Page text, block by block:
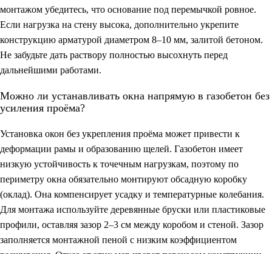
монтажом убедитесь, что основание под перемычкой ровное.
Если нагрузка на стену высока, дополнительно укрепите
конструкцию арматурой диаметром 8–10 мм, залитой бетоном.
Не забудьте дать раствору полностью высохнуть перед
дальнейшими работами.
Можно ли устанавливать окна напрямую в газобетон без
усиления проёма?
Установка окон без укрепления проёма может привести к
деформации рамы и образованию щелей. Газобетон имеет
низкую устойчивость к точечным нагрузкам, поэтому по
периметру окна обязательно монтируют обсадную коробку
(оклад). Она компенсирует усадку и температурные колебания.
Для монтажа используйте деревянные бруски или пластиковые
профили, оставляя зазор 2–3 см между коробом и стеной. Зазор
заполняется монтажной пеной с низким коэффициентом